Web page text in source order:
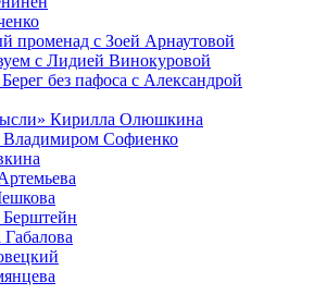
променад с Зоей Арнаутовой
с Лидией Винокуровой
без пафоса с Александрой
Кирилла Олюшкина
Владимиром Софиенко